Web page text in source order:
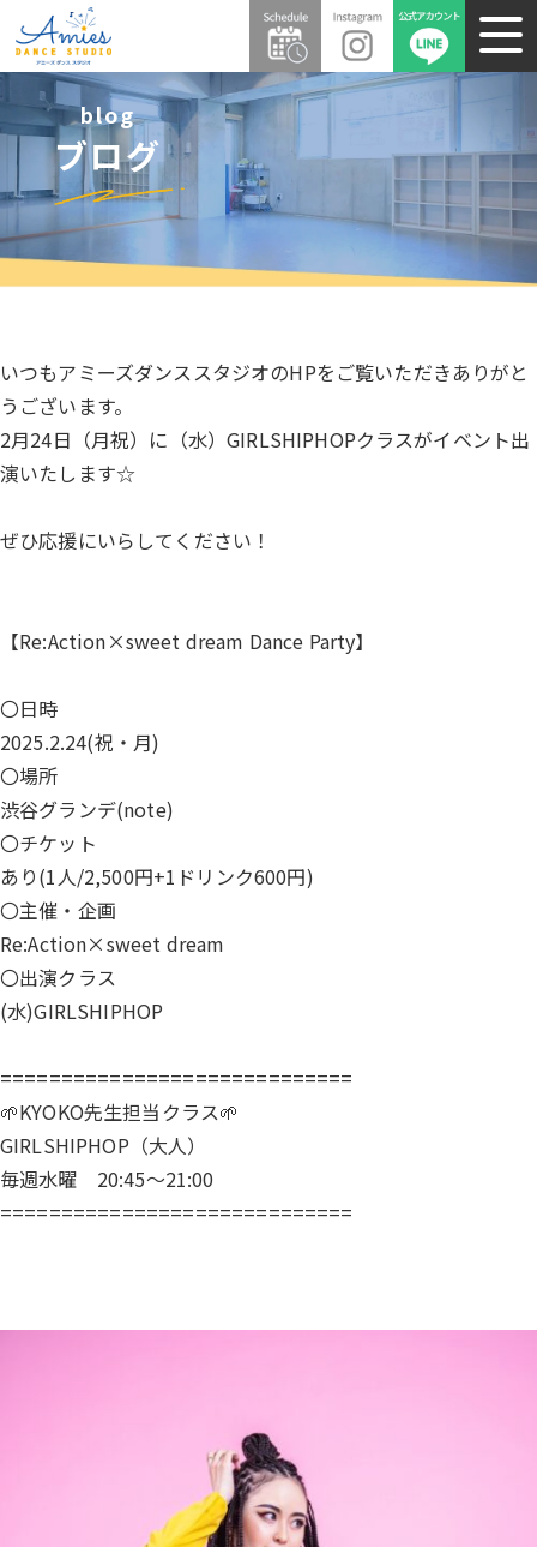
blog
ブログ
いつもアミーズダンススタジオのHPをご覧いただきありがと
うございます。
2月24日（月祝）に（水）GIRLSHIPHOPクラスがイベント出
演いたします☆
ぜひ応援にいらしてください！
【Re:Action×sweet dream Dance Party】
〇日時
2025.2.24(祝・月)
〇場所
渋谷グランデ(note)
〇チケット
あり(1人/2,500円+1ドリンク600円)
〇主催・企画
Re:Action×sweet dream
〇出演クラス
(水)GIRLSHIPHOP
=============================
🌱KYOKO先生担当クラス🌱
GIRLSHIPHOP（大人）
毎週水曜 20:45～21:00
=============================